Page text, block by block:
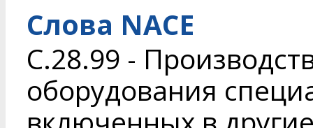
Слова NACE
C.28.99 -
оборудования